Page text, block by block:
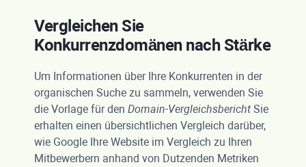
Vergleichen Sie
Konkurrenzdomänen nach Stärke
Um Informationen über Ihre Konkurrenten in der
organischen Suche zu sammeln, verwenden Sie
die Vorlage für den Domain-Vergleichsbericht Sie
erhalten einen übersichtlichen Vergleich darüber,
wie Google Ihre Website im Vergleich zu Ihren
Mitbewerbern anhand von Dutzenden Metriken